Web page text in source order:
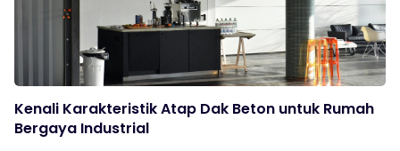
Kenali Karakteristik Atap Dak Beton untuk Rumah
Bergaya Industrial